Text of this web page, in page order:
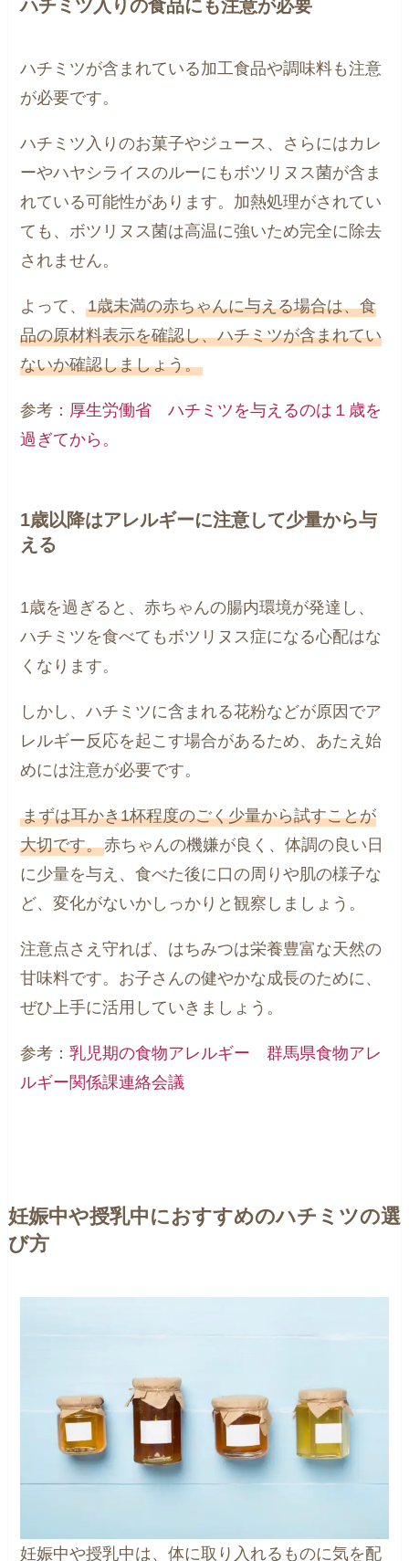
ハチミツ入りの食品にも注意が必要
ハチミツが含まれている加工食品や調味料も注意
が必要です。
ハチミツ入りのお菓子やジュース、さらにはカレ
ーやハヤシライスのルーにもボツリヌス菌が含ま
れている可能性があります。加熱処理がされてい
ても、ボツリヌス菌は高温に強いため完全に除去
されません。
よって、1歳未満の赤ちゃんに与える場合は、食
品の原材料表示を確認し、ハチミツが含まれてい
ないか確認しましょう。
参考： 厚生労働省 ハチミツを与えるのは１歳を
過ぎてから。
1歳以降はアレルギーに注意して少量から与
える
1歳を過ぎると、赤ちゃんの腸内環境が発達し、
ハチミツを食べてもボツリヌス症になる心配はな
くなります。
しかし、ハチミツに含まれる花粉などが原因でア
レルギー反応を起こす場合があるため、あたえ始
めには注意が必要です。
まずは耳かき1杯程度のごく少量から試すことが
大切です。赤ちゃんの機嫌が良く、体調の良い日
に少量を与え、食べた後に口の周りや肌の様子な
ど、変化がないかしっかりと観察しましょう。
注意点さえ守れば、はちみつは栄養豊富な天然の
甘味料です。お子さんの健やかな成長のために、
ぜひ上手に活用していきましょう。
参考：乳児期の食物アレルギー 群馬県食物アレ
ルギー関係課連絡会議
妊娠中や授乳中におすすめのハチミツの選
び方
妊娠中や授乳中は、体に取り入れるものに気を配